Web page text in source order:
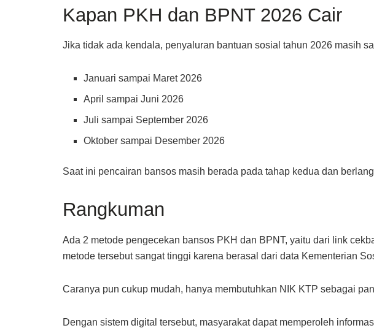
Kapan PKH dan BPNT 2026 Cair
Jika tidak ada kendala, penyaluran bantuan sosial tahun 2026 masih
Januari sampai Maret 2026
April sampai Juni 2026
Juli sampai September 2026
Oktober sampai Desember 2026
Saat ini pencairan bansos masih berada pada tahap kedua dan
Rangkuman
Ada 2 metode pengecekan bansos PKH dan BPNT, yaitu dari link
metode tersebut sangat tinggi karena berasal dari data Kementerian
Caranya pun cukup mudah, hanya membutuhkan NIK KTP sebagai
Dengan sistem digital tersebut, masyarakat dapat memperoleh